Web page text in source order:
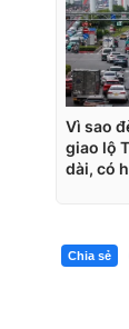
Chia sẻ